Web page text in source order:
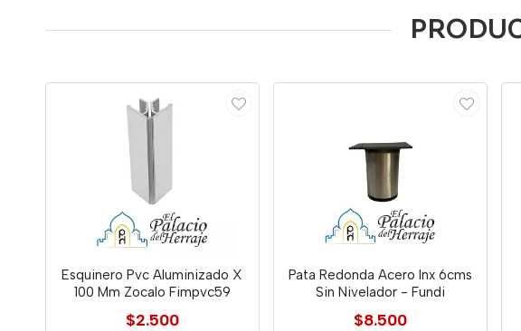
Esquinero Pvc Aluminizado X
100 Mm Zocalo Fimpvc59
$2.500
Pata Redonda Acero Inx 6cms
Sin Nivelador - Fundi
$8.500